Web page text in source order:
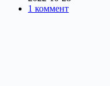
1 коммент